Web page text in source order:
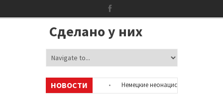
Сделано у них
НОВОСТИ
об аккаунтах в соцсетях
Немецкие неонацисты, летевшие на
Сотни бездомных мигрантов оккупировали аэропорт в